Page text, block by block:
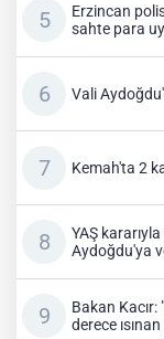
Erzincan
sahte para
Vali
Kemah'ta 2
YAŞ
Aydoğdu'ya
Bakan
derece